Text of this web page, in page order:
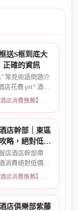
送S框到底大
正確的資訊
常見術語問題介
店花費 ptt? 酒店
單pt...
】各大商務酒店、夜總會試算 · 2026-03-14
店幹部｜東區
略，絕對低價
店酒店幹部帶
消費絕對低價優
包廂費、小...
】各大商務酒店、夜總會試算 · 2026-03-15
店俱樂部紫藤